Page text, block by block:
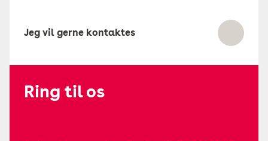
Jeg vil gerne kontaktes
Ring til os